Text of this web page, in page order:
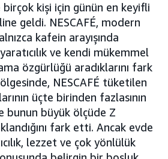
birçok kişi için günün en keyifli
geldi. NESCAFÉ, modern
kafein arayışında
ve kendi mükemmel
özgürlüğü aradıklarını fark
NESCAFÉ tüketilen
üçte birinden fazlasının
bunun büyük ölçüde Z
fark etti. Ancak evde
lezzet ve çok yönlülük